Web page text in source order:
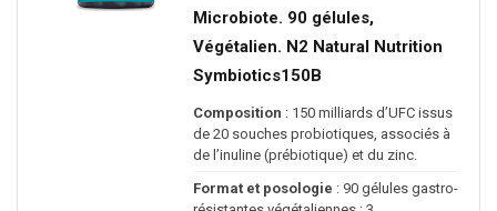
Microbiote. 90 gélules,
Végétalien. N2 Natural Nutrition
Symbiotics150B
Composition : 150 milliards d’UFC issus
de 20 souches probiotiques, associés à
de l’inuline (prébiotique) et du zinc.
Format et posologie : 90 gélules gastro-